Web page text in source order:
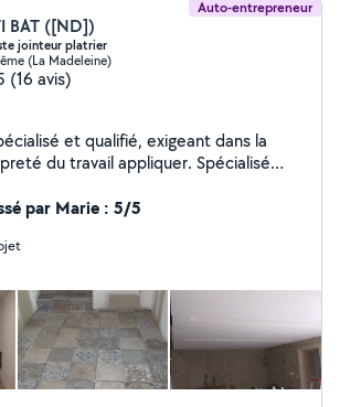
Auto-entrepreneur
BAT ([ND])
jointeur platrier
(La Madeleine)
(16 avis)
et qualifié, exigeant dans la
du travail appliquer. Spécialisé
par Marie : 5/5